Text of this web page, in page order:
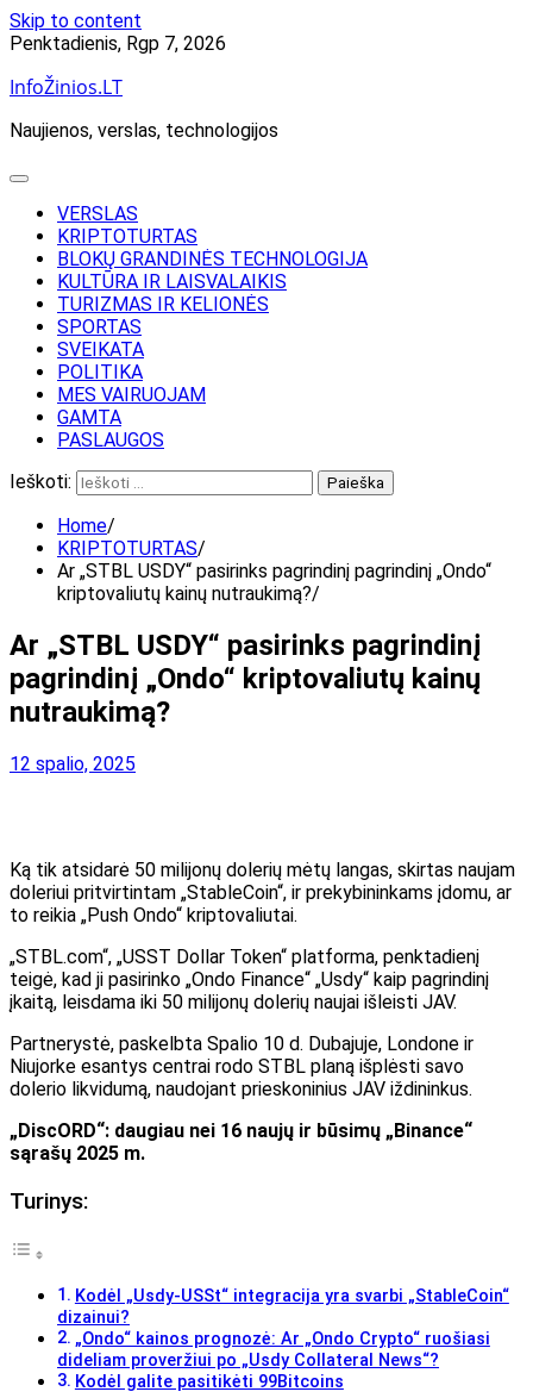
Skip to content
Penktadienis, Rgp 7, 2026
InfoŽinios.LT
Naujienos, verslas, technologijos
VERSLAS
KRIPTOTURTAS
BLOKŲ GRANDINĖS TECHNOLOGIJA
KULTŪRA IR LAISVALAIKIS
TURIZMAS IR KELIONĖS
SPORTAS
SVEIKATA
POLITIKA
MES VAIRUOJAM
GAMTA
PASLAUGOS
Ieškoti:
Home
KRIPTOTURTAS
Ar „STBL USDY“ pasirinks pagrindinį pagrindinį „Ondo“
kriptovaliutų kainų nutraukimą?
Ar „STBL USDY“ pasirinks pagrindinį
pagrindinį „Ondo“ kriptovaliutų kainų
nutraukimą?
12 spalio, 2025
Ką tik atsidarė 50 milijonų dolerių mėtų langas, skirtas naujam
doleriui pritvirtintam „StableCoin“, ir prekybininkams įdomu, ar
to reikia „Push Ondo“ kriptovaliutai.
„STBL.com“, „USST Dollar Token“ platforma, penktadienį
teigė, kad ji pasirinko „Ondo Finance“ „Usdy“ kaip pagrindinį
įkaitą, leisdama iki 50 milijonų dolerių naujai išleisti JAV.
Partnerystė, paskelbta Spalio 10 d. Dubajuje, Londone ir
Niujorke esantys centrai rodo STBL planą išplėsti savo
dolerio likvidumą, naudojant prieskoninius JAV iždininkus.
„DiscORD“: daugiau nei 16 naujų ir būsimų „Binance“
sąrašų 2025 m.
Turinys:
Kodėl „Usdy-USSt“ integracija yra svarbi „StableCoin“
dizainui?
„Ondo“ kainos prognozė: Ar „Ondo Crypto“ ruošiasi
dideliam proveržiui po „Usdy Collateral News“?
Kodėl galite pasitikėti 99Bitcoins